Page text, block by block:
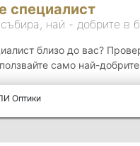
Оптики
специалист
най - добрите в
близо до вас?
само най-добрите